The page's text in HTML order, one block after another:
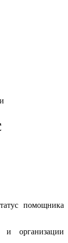
помощника
организации